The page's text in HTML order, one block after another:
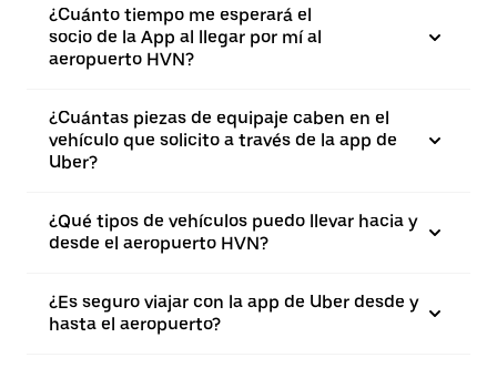
¿Cuánto tiempo me esperará el
socio de la App al llegar por mí al
aeropuerto HVN?
¿Cuántas piezas de equipaje caben en el
vehículo que solicito a través de la app de
Uber?
¿Qué tipos de vehículos puedo llevar hacia y
desde el aeropuerto HVN?
¿Es seguro viajar con la app de Uber desde y
hasta el aeropuerto?